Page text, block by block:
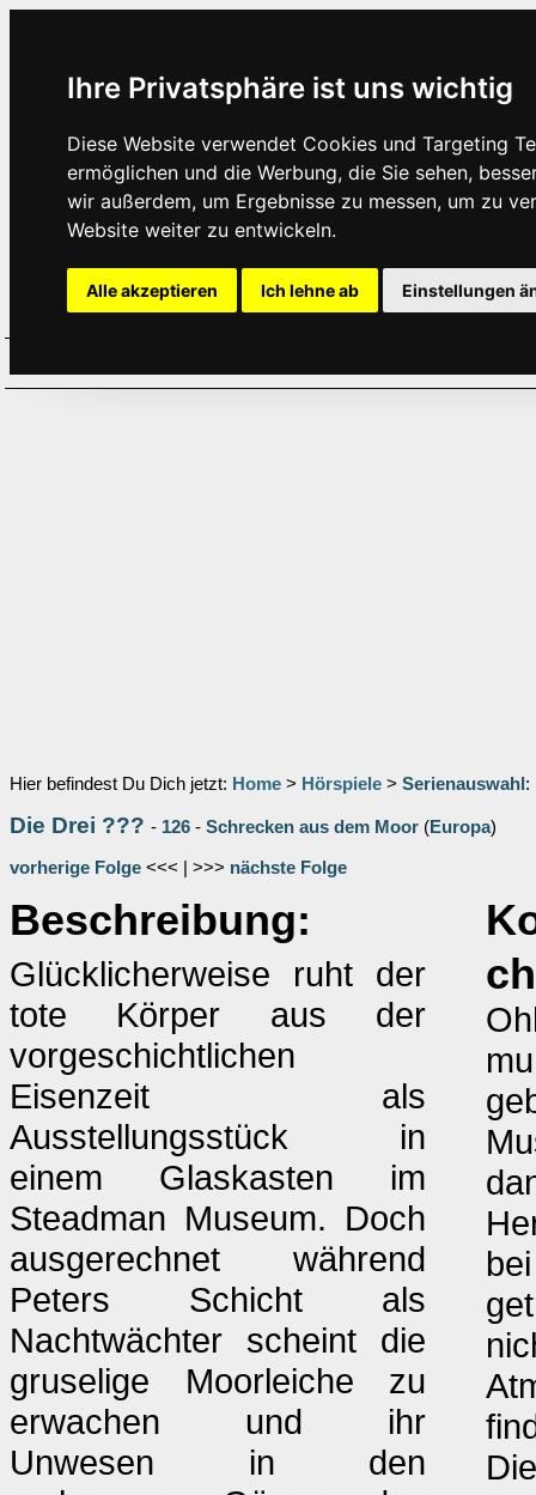
Ihre Privatsphäre ist uns wichtig
Diese Website verwendet Cookies und Targeting
ermöglichen und die Werbung, die Sie sehen,
wir außerdem, um Ergebnisse zu messen, um zu
Website weiter zu entwickeln.
Alle akzeptieren Ich lehne ab Einstellungen
Hier befindest Du Dich jetzt: Home > Hörspiele > Serienauswahl :
Die Drei ??? - 126 - Schrecken aus dem Moor (Europa)
vorherige Folge <<< | >>> nächste Folge
Beschreibung:
Glücklicherweise ruht der
tote Körper aus der
vorgeschichtlichen
Eisenzeit als
Ausstellungsstück in
einem Glaskasten im
Steadman Museum. Doch
ausgerechnet während
Peters Schicht als
Nachtwächter scheint die
gruselige Moorleiche zu
erwachen und ihr
Unwesen in den